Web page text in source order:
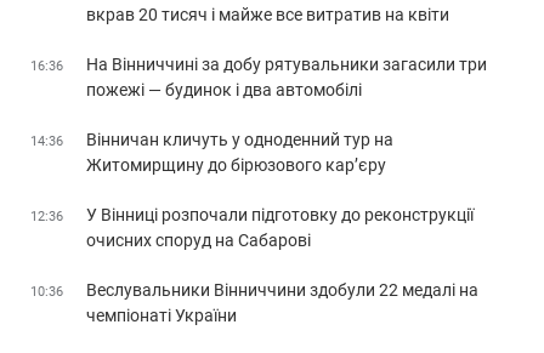
вкрав 20 тисяч і майже все витратив на квіти
16:36
На Вінниччині за добу рятувальники загасили три
пожежі — будинок і два автомобілі
14:36
Вінничан кличуть у одноденний тур на
Житомирщину до бірюзового кар’єру
12:36
У Вінниці розпочали підготовку до реконструкції
очисних споруд на Сабарові
10:36
Веслувальники Вінниччини здобули 22 медалі на
чемпіонаті України